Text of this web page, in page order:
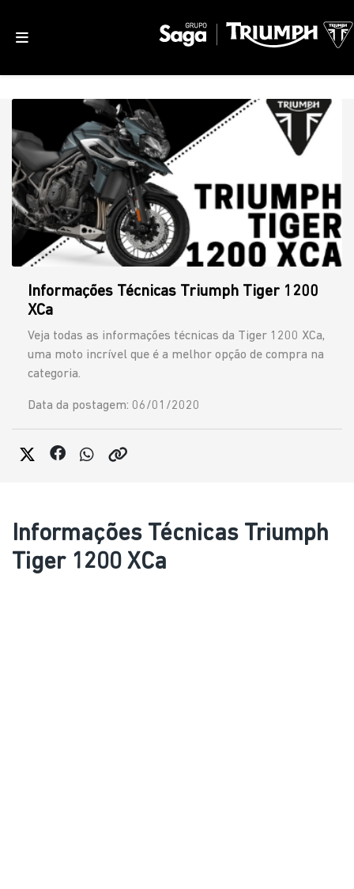
Informações Técnicas Triumph Tiger 1200
XCa
Veja todas as informações técnicas da Tiger 1200 XCa,
uma moto incrível que é a melhor opção de compra na
categoria.
Data da postagem: 06/01/2020
Informações Técnicas Triumph
Tiger 1200 XCa